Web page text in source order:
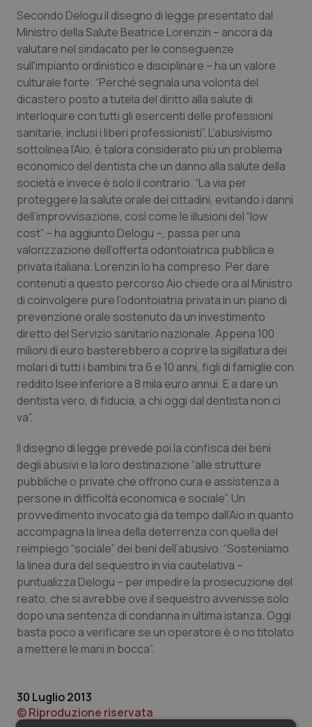
Lombardia
Marche
Molise
Piemonte
Provincia Autonoma di Bolzano
Provincia Autonoma di Trento
Puglia
Sardegna
Sicilia
Toscana
Umbria
Veneto
Dolore
Donna & Salute
Epatiti
HIV
Infezioni & Febbre
Ipertensione & Scompenso
Malattie rare
Malattia di Crohn & Rettocolite Ulcerosa
Neuroscienze & patologie neurodegenerative
Obesità
Oftalmologia
Oncoematologia
Oncologia & Nutrizione
Psoriasi & pelle
Quotidiano Cardiologia
Quotidiano Chirurgia
Quotidiano Oncologia
Rene & patologie urogenitali
Secondo Delogu il disegno di legge presentato dal
Ministro della Salute Beatrice Lorenzin – ancora da
valutare nel sindacato per le conseguenze
sull'impianto ordinistico e disciplinare – ha un valore
culturale forte: “Perché segnala una volontà del
dicastero posto a tutela del diritto alla salute di
interloquire con tutti gli esercenti delle professioni
sanitarie, inclusi i liberi professionisti”. L’abusivismo
sottolinea l’Aio, è talora considerato più un problema
economico del dentista che un danno alla salute della
società e invece è solo il contrario. “La via per
proteggere la salute orale dei cittadini, evitando i danni
dell’improvvisazione, così come le illusioni del “low
cost” – ha aggiunto Delogu –, passa per una
valorizzazione dell’offerta odontoiatrica pubblica e
privata italiana. Lorenzin lo ha compreso. Per dare
contenuti a questo percorso Aio chiede ora al Ministro
di coinvolgere pure l’odontoiatria privata in un piano di
prevenzione orale sostenuto da un investimento
diretto del Servizio sanitario nazionale. Appena 100
milioni di euro basterebbero a coprire la sigillatura dei
molari di tutti i bambini tra 6 e 10 anni, figli di famiglie con
reddito Isee inferiore a 8 mila euro annui. E a dare un
dentista vero, di fiducia, a chi oggi dal dentista non ci
va”.
Il disegno di legge prevede poi la confisca dei beni
degli abusivi e la loro destinazione “alle strutture
pubbliche o private che offrono cura e assistenza a
persone in difficoltà economica e sociale”. Un
provvedimento invocato già da tempo dall’Aio in quanto
accompagna la linea della deterrenza con quella del
reimpiego “sociale” dei beni dell’abusivo. “Sosteniamo
la linea dura del sequestro in via cautelativa –
puntualizza Delogu – per impedire la prosecuzione del
reato, che si avrebbe ove il sequestro avvenisse solo
dopo una sentenza di condanna in ultima istanza. Oggi
basta poco a verificare se un operatore è o no titolato
a mettere le mani in bocca”.
30 Luglio 2013
© Riproduzione riservata